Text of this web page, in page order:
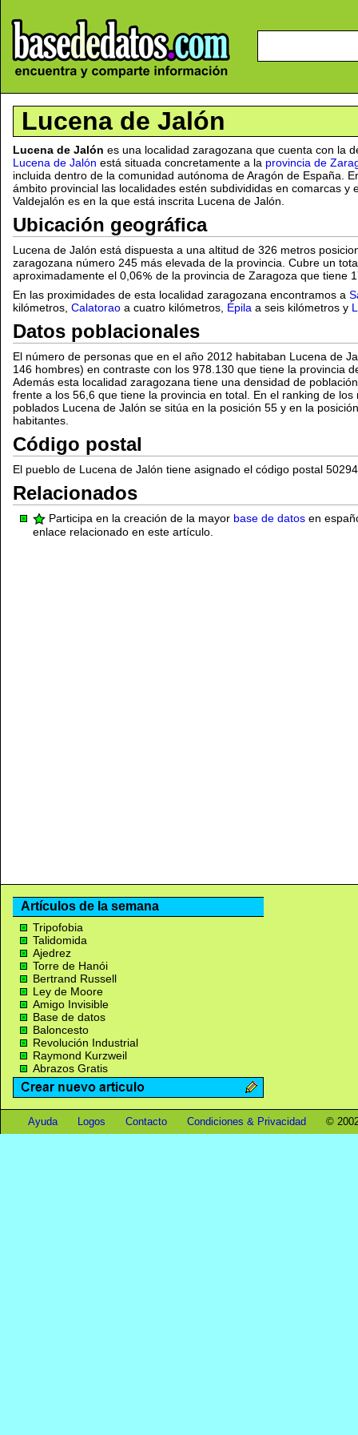
Lucena de Jalón
Lucena de Jalón es una localidad zaragozana que cuenta con la
Lucena de Jalón está situada concretamente a la provincia de
incluida dentro de la comunidad autónoma de Aragón de España.
ámbito provincial las localidades estén subdivididas en comarcas y
Valdejalón es en la que está inscrita Lucena de Jalón.
Ubicación geográfica
Lucena de Jalón está dispuesta a una altitud de 326 metros
zaragozana número 245 más elevada de la provincia. Cubre un
aproximadamente el 0,06
de la provincia de Zaragoza que tiene
En las proximidades de esta localidad zaragozana encontramos a
kilómetros, Calatorao a cuatro kilómetros, Épila a seis kilómetros y
Datos poblacionales
El número de personas que en el año 2012 habitaban Lucena de
146 hombres) en contraste con los 978.130 que tiene la provincia
Además esta localidad zaragozana tiene una densidad de
frente a los 56,6 que tiene la provincia en total. En el ranking de
poblados Lucena de Jalón se sitúa en la posición 55 y en la
habitantes.
Código postal
El pueblo de Lucena de Jalón tiene asignado el código postal
Relacionados
Participa en la creación de la mayor base de datos en
enlace relacionado en este artículo.
Artículos de la semana
Tripofobia
Talidomida
Ajedrez
Torre de Hanói
Bertrand Russell
Ley de Moore
Amigo Invisible
Base de datos
Baloncesto
Revolución Industrial
Raymond Kurzweil
Abrazos Gratis
Ayuda Logos Contacto Condiciones & Privacidad ©